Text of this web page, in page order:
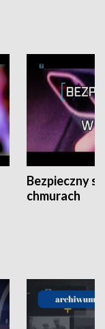
Bezpieczny
chmurach